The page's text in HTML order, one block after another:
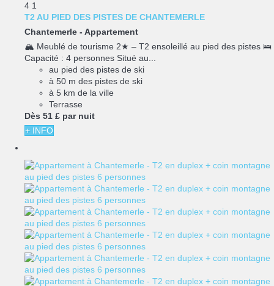
4 1
T2 AU PIED DES PISTES DE CHANTEMERLE
Chantemerle - Appartement
🏔️ Meublé de tourisme 2★ – T2 ensoleillé au pied des pistes 🛌
Capacité : 4 personnes Situé au...
au pied des pistes de ski
à 50 m des pistes de ski
à 5 km de la ville
Terrasse
Dès 51 £ par nuit
+ INFO